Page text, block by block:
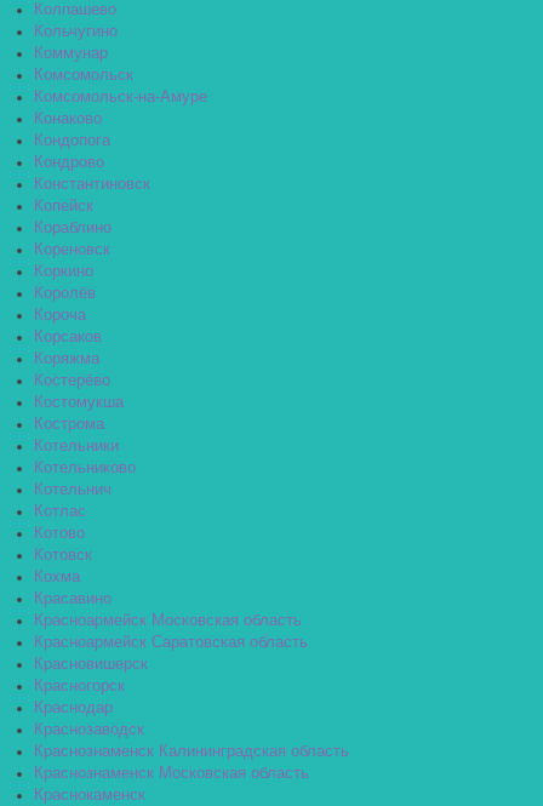
Колпашево
Кольчугино
Коммунар
Комсомольск
Комсомольск-на-Амуре
Конаково
Кондопога
Кондрово
Константиновск
Копейск
Кораблино
Кореновск
Коркино
Королёв
Короча
Корсаков
Коряжма
Костерёво
Костомукша
Кострома
Котельники
Котельниково
Котельнич
Котлас
Котово
Котовск
Кохма
Красавино
Красноармейск Московская область
Красноармейск Саратовская область
Красновишерск
Красногорск
Краснодар
Краснозаводск
Краснознаменск Калининградская область
Краснознаменск Московская область
Краснокаменск